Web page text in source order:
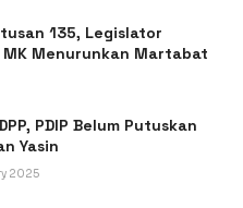
135, Legislator
MK Menurunkan Martabat
PDIP Belum Putuskan
Yasin
2025